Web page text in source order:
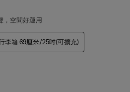
，空間好運用
李箱 69厘米/25吋(可擴充)